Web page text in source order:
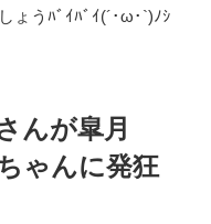
ょうﾊﾞｲﾊﾞｲ(´･ω･`)ﾉｼ
んが皐月
ゃんに発狂